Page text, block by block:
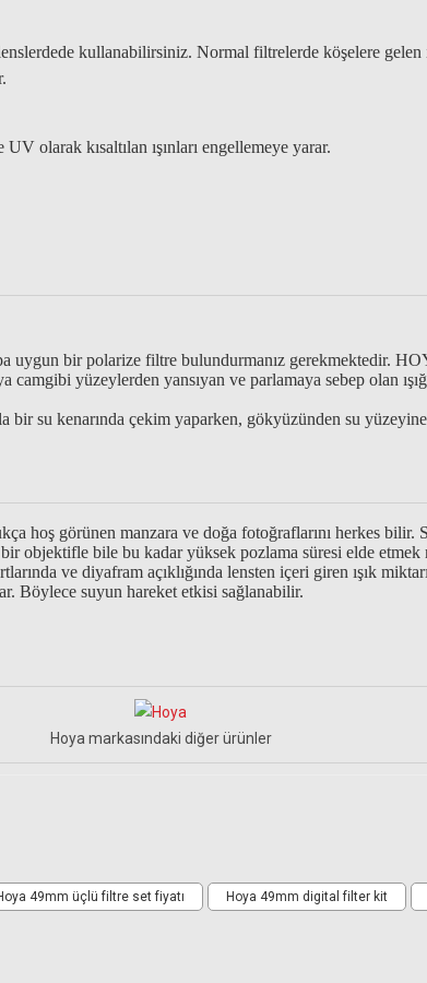
kullanabilirsiniz. Normal filtrelerde köşelere gelen
olarak kısaltılan ışınları engellemeye yarar.
uygun bir polarize filtre bulundurmanız gerekmektedir.
yüzeylerden yansıyan ve parlamaya sebep olan
su kenarında çekim yaparken, gökyüzünden su yüzeyine
hoş görünen manzara ve doğa fotoğraflarını herkes
objektifle bile bu kadar yüksek pozlama süresi elde
ve diyafram açıklığında lensten içeri giren ışık
Böylece suyun hareket etkisi sağlanabilir.
Hoya markasındaki diğer ürünler
49mm üçlü filtre set fiyatı Hoya 49mm digital filter kit